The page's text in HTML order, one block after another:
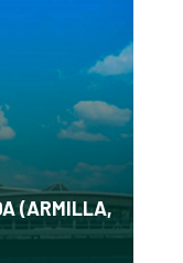
(ARMILLA,